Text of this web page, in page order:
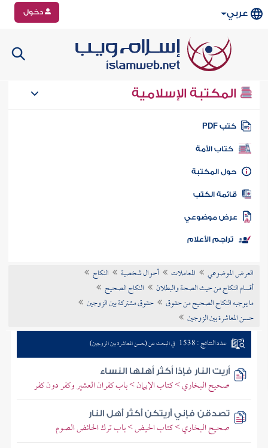
عربي دخول
المكتبة الإسلامية
كتب PDF
كتاب الأمة
المكتبة
الكتب
موضوعي
تراجم الأعلام
العرض الموضوعي المعاملات أحوال شخصية
النكاح
أقسام النكاح من حيث الصحة والبطلان
النكاح الصحيح
ما يوجبه النكاح الصحيح من حقوق
حقوق مشتركة بين الزوجين
حسن المعاشرة بين الزوجين
عدد النتائج : 1538 في البحث عن (حسن المعاشرة بين الزوجين)
أريت النار فإذا أكثر أهلها النساء
صحيح البخاري > كتاب الإيمان > باب كفران العشير وكفر دون كفر
تصدقن فإني أريتكن أكثر أهل النار
صحيح البخاري > كتاب الحيض > باب ترك الحائض الصوم